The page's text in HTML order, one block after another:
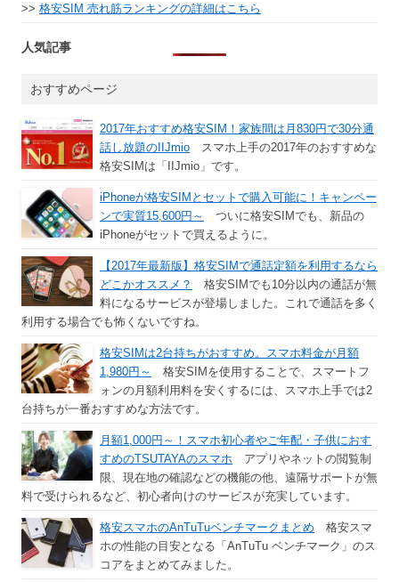
>> 格安SIM 売れ筋ランキングの詳細はこちら
人気記事
おすすめページ
2017年おすすめ格安SIM！家族間は月830円で30分通
話し放題のIIJmio スマホ上手の2017年のおすすめな
格安SIMは「IIJmio」です。
iPhoneが格安SIMとセットで購入可能に！キャンペー
ンで実質15,600円～
ついに格安SIMでも、新品の
iPhoneがセットで買えるように。
【2017年最新版】格安SIMで通話定額を利用するなら
どこかオススメ？
格安SIMでも10分以内の通話が無
料になるサービスが登場しました。これで通話を多く
利用する場合でも怖くないですね。
格安SIMは2台持ちがおすすめ。スマホ料金が月額
1,980円～
格安SIMを使用することで、スマートフ
ォンの月額利用料を安くするには、スマホ上手では2
台持ちが一番おすすめな方法です。
月額1,000円～！スマホ初心者やご年配・子供におす
すめのTSUTAYAのスマホ アプリやネットの閲覧制
限、現在地の確認などの機能の他、遠隔サポートが無
料で受けられるなど、初心者向けのサービスが充実しています。
格安スマホのAnTuTuベンチマークまとめ 格安スマ
ホの性能の目安となる「AnTuTu ベンチマーク」のス
コアをまとめてみました。